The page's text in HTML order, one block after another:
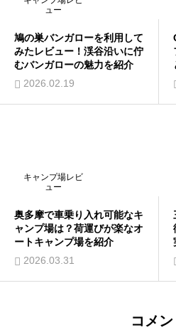
ュー
鳩の巣バンガローを利用して
みたレビュー！渓谷沿いに佇
むバンガローの魅力を紹介
2026.02.19
キャンプ場レビ
ュー
奥多摩で車乗り入れ可能なキ
ャンプ場は？荷運びが楽なオ
ートキャンプ場を紹介
2026.03.31
コメン